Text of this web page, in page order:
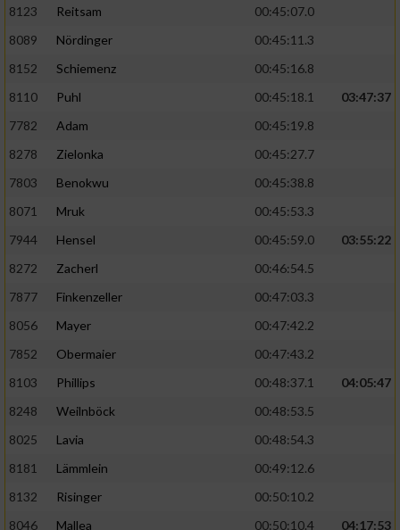
8123
Reitsam
00:45:07.0
8089
Nördinger
00:45:11.3
8152
Schiemenz
00:45:16.8
8110
Puhl 00:45:18.1
03:47:37
7782
Adam
00:45:19.8
8278
Zielonka
00:45:27.7
7803
Benokwu
00:45:38.8
8071
Mruk
00:45:53.3
7944
Hensel 00:45:59.0
03:55:22
8272
Zacherl
00:46:54.5
7877
Finkenzeller
00:47:03.3
8056
Mayer
00:47:42.2
7852
Obermaier
00:47:43.2
8103
Phillips 00:48:37.1
04:05:47
8248
Weilnböck
00:48:53.5
8025
Lavia
00:48:54.3
8181
Lämmlein
00:49:12.6
8132
Risinger
00:50:10.2
8046
Mallea 00:50:10.4
04:17:53